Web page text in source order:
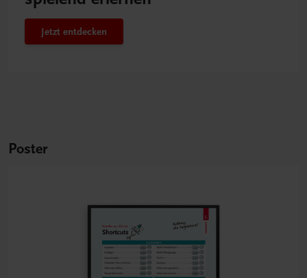
Jetzt entdecken
Poster